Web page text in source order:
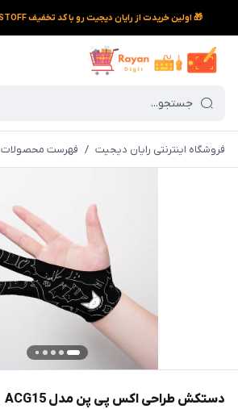
🎁 اولین خریدت از رایان دیجیت رو با کد تخفیف FIRSTOFF ارزون‌تر انجام بده.
فروشگاه اینترنتی رایان دیجیت / فهرست محصولات
دستکش طراحی اکس پی پن مدل ACG15